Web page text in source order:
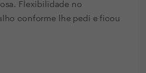
Flexibilidade no
conforme lhe pedi e ficou